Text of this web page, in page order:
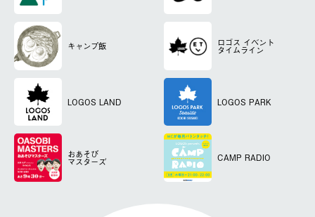
キャンプ飯 ロゴス イベント
タイムライン
LOGOS LAND LOGOS PARK
おあそび
マスターズ CAMP RADIO